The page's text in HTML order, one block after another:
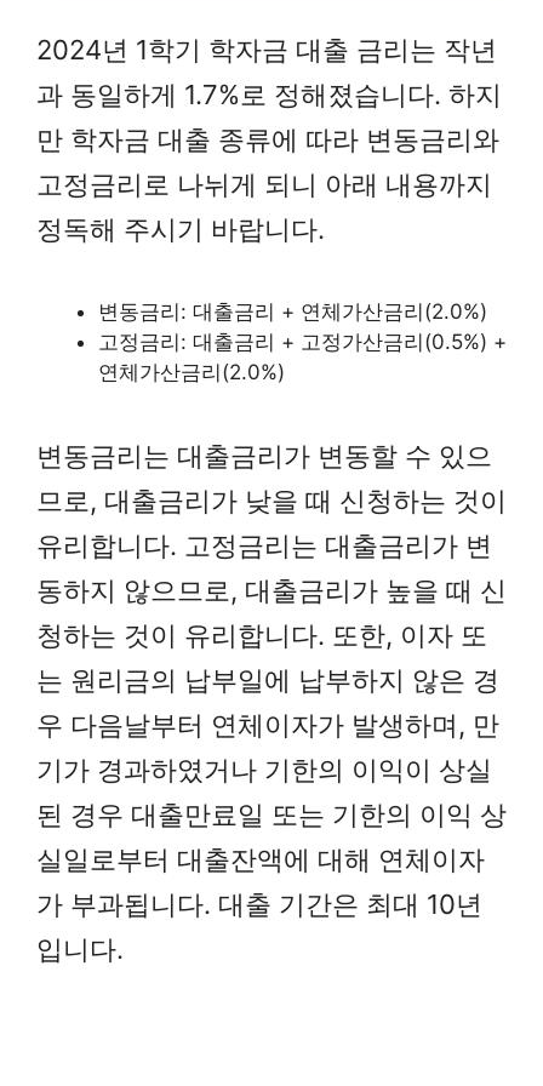
2024년 1학기 학자금 대출 금리는 작년
과 동일하게 1.7%로 정해졌습니다. 하지
만 학자금 대출 종류에 따라 변동금리와
고정금리로 나뉘게 되니 아래 내용까지
정독해 주시기 바랍니다.
변동금리: 대출금리 + 연체가산금리(2.0%)
고정금리: 대출금리 + 고정가산금리(0.5%) +
연체가산금리(2.0%)
변동금리는 대출금리가 변동할 수 있으
므로, 대출금리가 낮을 때 신청하는 것이
유리합니다. 고정금리는 대출금리가 변
동하지 않으므로, 대출금리가 높을 때 신
청하는 것이 유리합니다. 또한, 이자 또
는 원리금의 납부일에 납부하지 않은 경
우 다음날부터 연체이자가 발생하며, 만
기가 경과하였거나 기한의 이익이 상실
된 경우 대출만료일 또는 기한의 이익 상
실일로부터 대출잔액에 대해 연체이자
가 부과됩니다. 대출 기간은 최대 10년
입니다.